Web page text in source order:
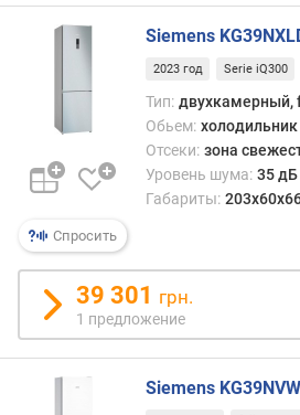
о
с
а
о
р
ж
и
в
а
н
и
я
Спросить
Siemens
2023 год Serie iQ300
Тип: двухкамерный,
Обьем:
Отсеки: зона
Уровень шума: 35 дБ
Габариты:
39 301 грн.
1 предложение
Siemens